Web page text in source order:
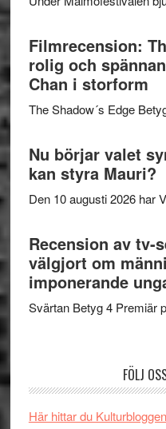
Filmrecension:
rolig och
Chan i storform
The Shadow´s Edge
Nu börjar valet
kan styra Mauri?
Den 10 augusti 2026 har
Recension av tv-
välgjort om
imponerande
Svärtan Betyg 4 Premiär
FÖLJ
Här hittar du